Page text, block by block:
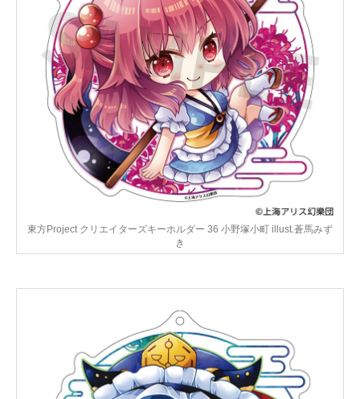
東方Project クリエイターズキーホルダー 36 小野塚小町 illust.蒼馬みず
き